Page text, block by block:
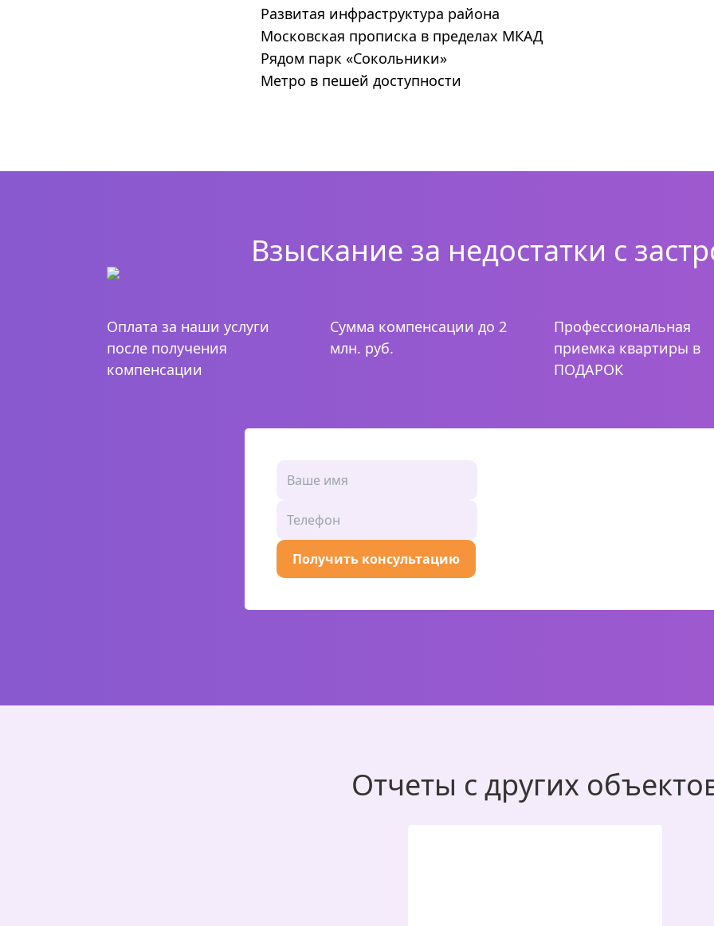
Развитая инфраструктура района
Московская прописка в пределах МКАД
Рядом парк «Сокольники»
Метро в пешей доступности
Взыскание за недостатки с
Оплата за наши услуги
после получения
компенсации
Сумма компенсации до 2
млн. руб.
Профессиональная
приемка квартиры в
ПОДАРОК
Получить консультацию
Отчеты с других